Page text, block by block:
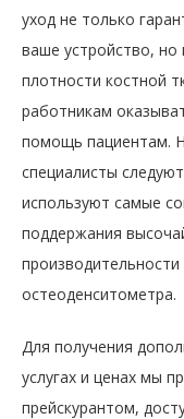
уход не только
ваше устройство,
плотности костной
работникам
помощь пациентам.
специалисты
используют самые
поддержания
остеоденситометра.
Для получения
услугах и ценах мы
прейскурантом,